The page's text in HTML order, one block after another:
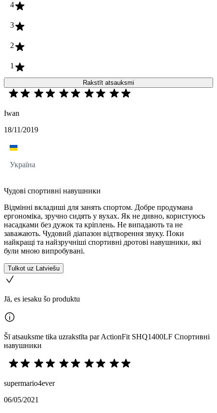
4
3
2
1
Rakstīt atsauksmi
Iwan
18/11/2019
Україна
Чудові спортивні навушники
Відмінні вкладиші для занять спортом. Добре продумана
ергономіка, зручно сидять у вухах. Як не дивно, користуюсь
насадками без дужок та кріплень. Не випадають та не
заважають. Чудовий діапазон відтворення звуку. Поки
найкращі та найзручніші спортивні дротові навушники, які
були мною випробувані.
Tulkot uz Latviešu
Jā, es iesaku šo produktu
Šī atsauksme tika uzrakstīta par ActionFit SHQ1400LF Спортивні
навушники
supermario4ever
06/05/2021